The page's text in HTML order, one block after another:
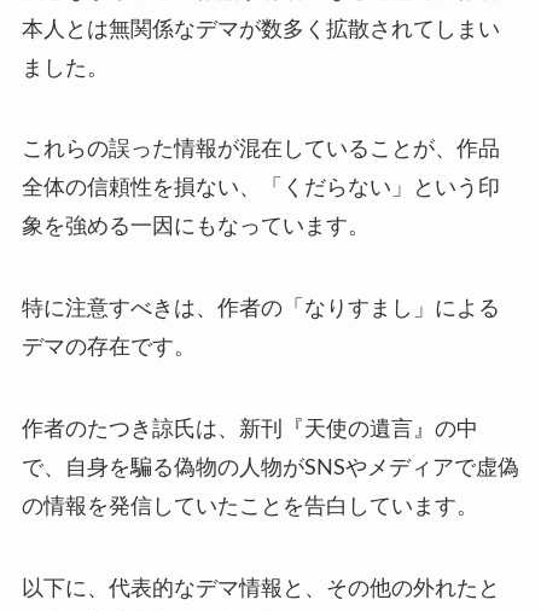
本人とは無関係なデマが数多く拡散されてしまい
ました。
これらの誤った情報が混在していることが、作品
全体の信頼性を損ない、「くだらない」という印
象を強める一因にもなっています。
特に注意すべきは、作者の「なりすまし」による
デマの存在です。
作者のたつき諒氏は、新刊『天使の遺言』の中
で、自身を騙る偽物の人物がSNSやメディアで虚偽
の情報を発信していたことを告白しています。
以下に、代表的なデマ情報と、その他の外れたと